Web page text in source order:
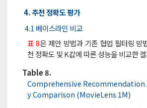
4. 추천 정확도 평가
4.1 베이스라인 비교
표 8은 제안 방법과 기존 협업 필터링 방
천 정확도 및 K값에 따른 성능을 비교한
Table 8.
Comprehensive Recommendation
y Comparison (MovieLens 1M)